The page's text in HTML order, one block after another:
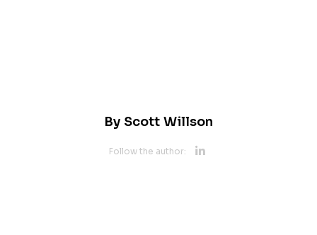
By Scott Willson
Follow the author: Opens new